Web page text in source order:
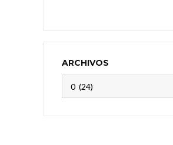
ARCHIVOS